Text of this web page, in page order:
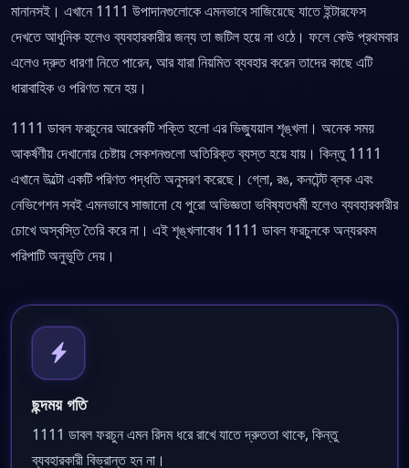
মানানসই। এখানে 1111 উপাদানগুলোকে এমনভাবে সাজিয়েছে যাতে ইন্টারফেস
দেখতে আধুনিক হলেও ব্যবহারকারীর জন্য তা জটিল হয়ে না ওঠে। ফলে কেউ প্রথমবার
এলেও দ্রুত ধারণা নিতে পারেন, আর যারা নিয়মিত ব্যবহার করেন তাদের কাছে এটি
ধারাবাহিক ও পরিণত মনে হয়।
1111 ডাবল ফরচুনের আরেকটি শক্তি হলো এর ভিজ্যুয়াল শৃঙ্খলা। অনেক সময়
আকর্ষণীয় দেখানোর চেষ্টায় সেকশনগুলো অতিরিক্ত ব্যস্ত হয়ে যায়। কিন্তু 1111
এখানে উল্টো একটি পরিণত পদ্ধতি অনুসরণ করেছে। গ্লো, রঙ, কনটেন্ট ব্লক এবং
নেভিগেশন সবই এমনভাবে সাজানো যে পুরো অভিজ্ঞতা ভবিষ্যতধর্মী হলেও ব্যবহারকারীর
চোখে অস্বস্তি তৈরি করে না। এই শৃঙ্খলাবোধ 1111 ডাবল ফরচুনকে অন্যরকম
পরিপাটি অনুভূতি দেয়।
ছন্দময় গতি
1111 ডাবল ফরচুন এমন রিদম ধরে রাখে যাতে দ্রুততা থাকে, কিন্তু
ব্যবহারকারী বিভ্রান্ত হন না।